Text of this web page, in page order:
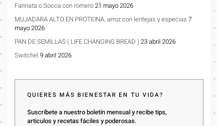
Farinata o Socca con romero21 mayo 2026
MUJADARA ALTO EN PROTEINA, arroz con lentejas y especias 7
mayo 2026
PAN DE SEMILLAS ( LIFE CHANGING BREAD )23 abril 2026
Switchel 9 abril 2026
QUIERES MÁS BIENESTAR EN TU VIDA?
Suscríbete a nuestro boletín mensual y recibe tips,
articulos y recetas fáciles y poderosas.